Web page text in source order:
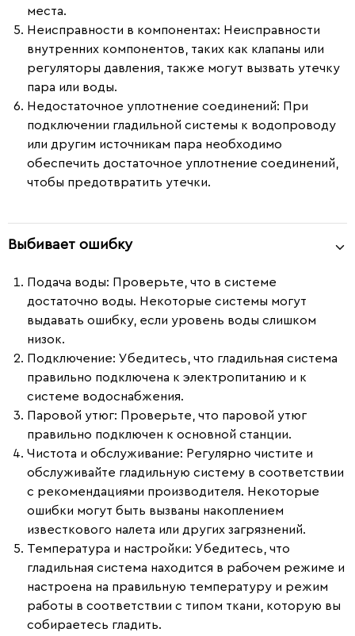
места.
Неисправности в компонентах: Неисправности
внутренних компонентов, таких как клапаны или
регуляторы давления, также могут вызвать утечку
пара или воды.
Недостаточное уплотнение соединений: При
подключении гладильной системы к водопроводу
или другим источникам пара необходимо
обеспечить достаточное уплотнение соединений,
чтобы предотвратить утечки.
Выбивает ошибку
Подача воды: Проверьте, что в системе
достаточно воды. Некоторые системы могут
выдавать ошибку, если уровень воды слишком
низок.
Подключение: Убедитесь, что гладильная система
правильно подключена к электропитанию и к
системе водоснабжения.
Паровой утюг: Проверьте, что паровой утюг
правильно подключен к основной станции.
Чистота и обслуживание: Регулярно чистите и
обслуживайте гладильную систему в соответствии
с рекомендациями производителя. Некоторые
ошибки могут быть вызваны накоплением
известкового налета или других загрязнений.
Температура и настройки: Убедитесь, что
гладильная система находится в рабочем режиме и
настроена на правильную температуру и режим
работы в соответствии с типом ткани, которую вы
собираетесь гладить.